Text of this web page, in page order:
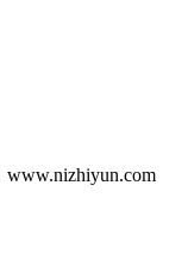
www.nizhiyun.com